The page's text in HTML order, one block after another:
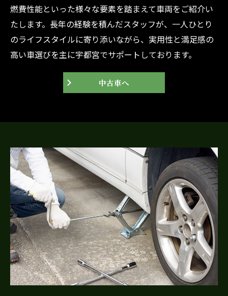
燃費性能といった様々な要素を踏まえて車両をご紹介い
たします。長年の経験を積んだスタッフが、一人ひとり
のライフスタイルに寄り添いながら、実用性と満足感の
高い車選びを主に宇都宮でサポートしております。
中古車へ